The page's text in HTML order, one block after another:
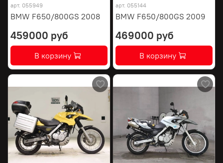
арт. 055949
BMW F650/800GS 2008
459000 руб
В корзину
арт. 055144
BMW F650/800GS 2009
469000 руб
В корзину